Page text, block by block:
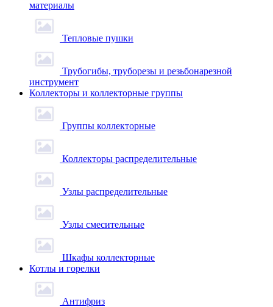
материалы
Тепловые пушки
Трубогибы, труборезы и резьбонарезной
инструмент
Коллекторы и коллекторные группы
Группы коллекторные
Коллекторы распределительные
Узлы распределительные
Узлы смесительные
Шкафы коллекторные
Котлы и горелки
Антифриз